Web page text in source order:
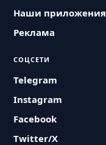
Наши приложения
Реклама
СОЦСЕТИ
Telegram
Instagram
Facebook
Twitter/X